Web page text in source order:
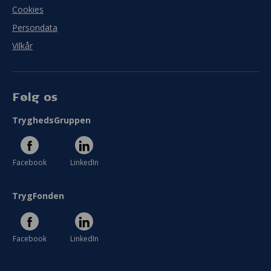
Cookies
Persondata
Vilkår
Følg os
TryghedsGruppen
Facebook LinkedIn
TrygFonden
Facebook LinkedIn